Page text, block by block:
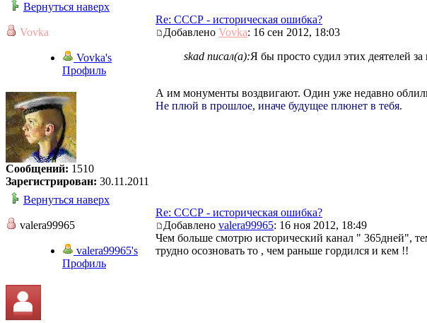
Вернуться наверх
Vovka
Vovka's
Профиль
Сообщений: 1510
Зарегистрирован: 30.11.2011
Re: СССР - историческая ошибка?
Добавлено Vovka: 16 сен 2012, 18:03
skad писал(а):Я бы просто судил этих деятелей
А им монументы воздвигают. Один уже недавно
Не плюй в прошлое, иначе будущее плюнет в тебя.
Вернуться наверх
valera99965
valera99965's
Профиль
Re: СССР - историческая ошибка?
Добавлено valera99965: 16 ноя 2012, 18:49
Чем больше смотрю исторический канал " 365дней",
трудно осозновать то , чем раньше гордился и кем !!